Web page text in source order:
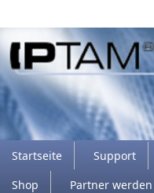
Navigation and
Startseite Support
Shop
Partner werden